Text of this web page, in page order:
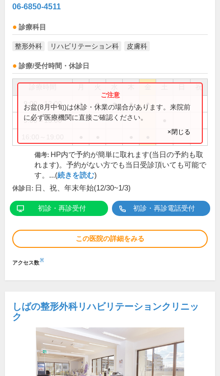
06-6850-4511
診療科目
整形外科 リハビリテーション科 皮膚科
診療/受付時間・休診日
祝
9:00～12:00 ● ● ● ● ●
9:00～13:00
お盆(8月中旬)は休診・休業の場合があります。来院前
に必ず医療機関に直接ご確認ください。
×閉じる
備考: HP内で予約が簡単に取れます(当日の予約も取
れます)。予約がない方でも当日受診頂いても可能で
す。...(続きを読む)
休診日: 日、祝、年末年始(12/30~1/3)
初診・再診受付 初診・再診電話受付
この医院の詳細をみる
アクセス数※
しばの整形外科リハビリテーションクリニッ
ク